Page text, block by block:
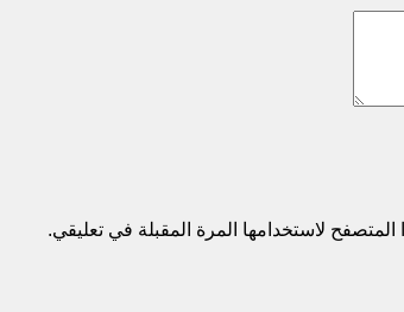
لاستخدامها المرة المقبلة في تعليقي.